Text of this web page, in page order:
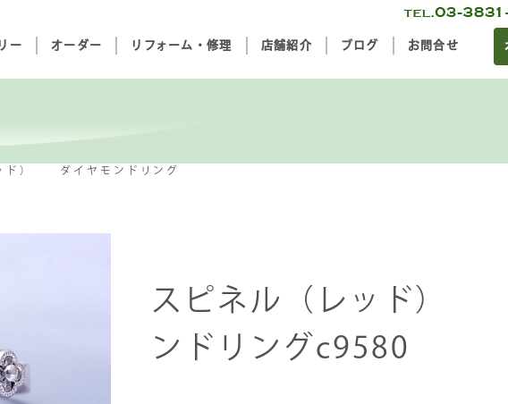
ー オーダー リフォーム・修理 店舗紹介 ブログ お問合せ
ド） ダイヤモンドリング
スピネル（レッド）
ンドリングc9580